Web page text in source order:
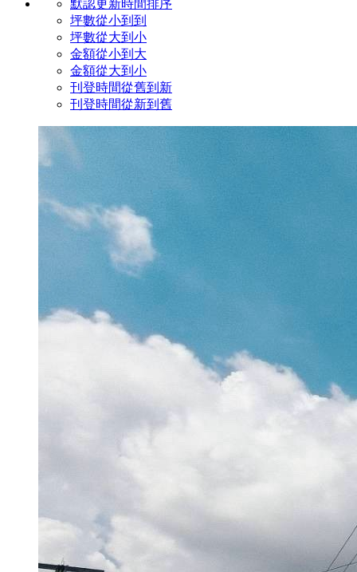
默認更新時間排序
坪數從小到到
坪數從大到小
金額從小到大
金額從大到小
刊登時間從舊到新
刊登時間從新到舊